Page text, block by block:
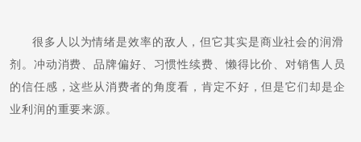
很多人以为情绪是效率的敌人，但它其实是商业社会的润滑
剂。冲动消费、品牌偏好、习惯性续费、懒得比价、对销售人员
的信任感，这些从消费者的角度看，肯定不好，但是它们却是企
业利润的重要来源。